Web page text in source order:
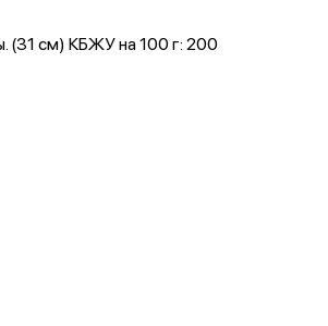
(31 см) КБЖУ на 100 г: 200